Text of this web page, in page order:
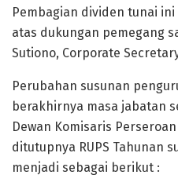
Pembagian dividen tunai
atas dukungan pemegang
Sutiono, Corporate
Perubahan susunan
berakhirnya masa jabatan
Dewan Komisaris
ditutupnya RUPS Tahunan
menjadi sebagai berikut :